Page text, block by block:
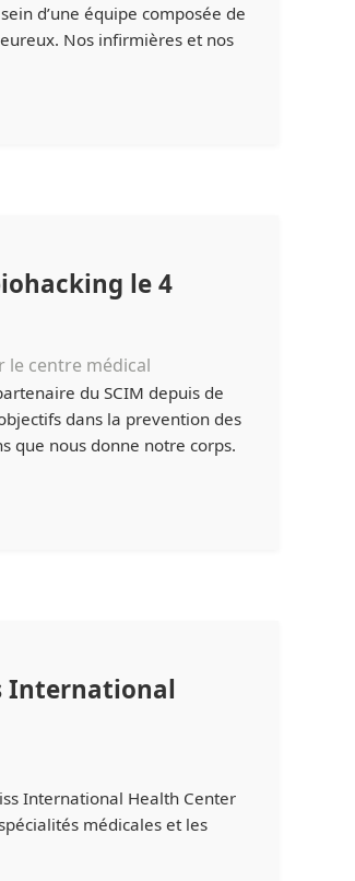
d’une équipe composée de
Nos infirmières et nos
le 4
centre médical
du SCIM depuis de
dans la prevention des
que nous donne notre corps.
International
International Health Center
médicales et les